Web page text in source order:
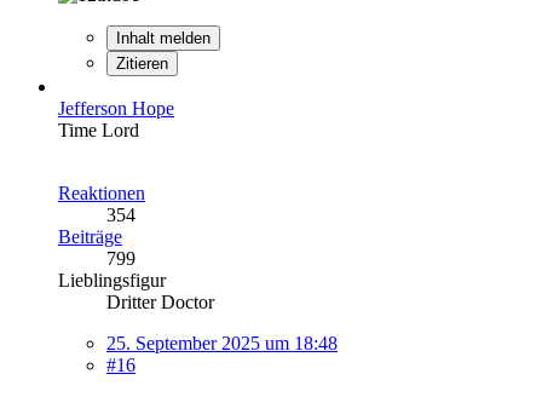
Inhalt melden
Zitieren
Jefferson Hope
Time Lord
Reaktionen
354
Beiträge
799
Lieblingsfigur
Dritter Doctor
25. September 2025 um 18:48
#16